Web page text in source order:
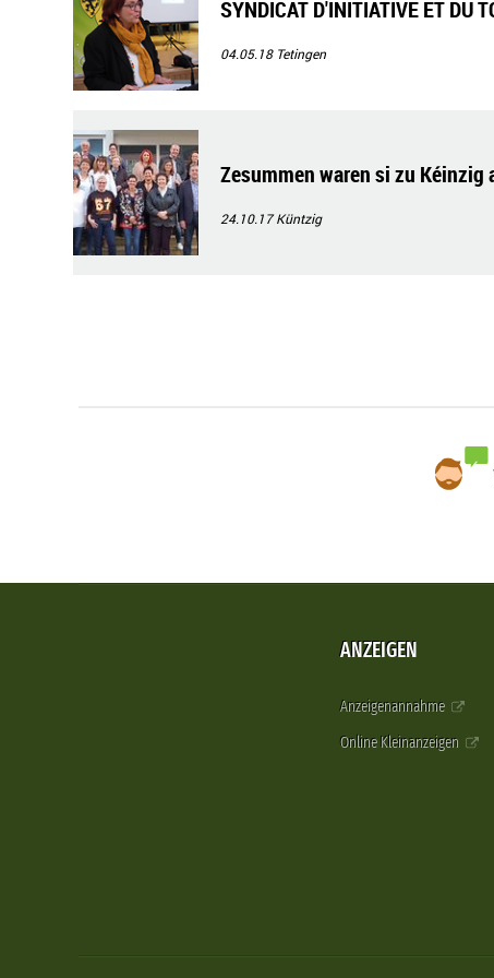
SYNDICAT D'INITIATIVE ET DU
04.05.18 Tetingen
Zesummen waren si zu
24.10.17Küntzig
ANZEIGEN
Anzeigenannahme
Online Kleinanzeigen